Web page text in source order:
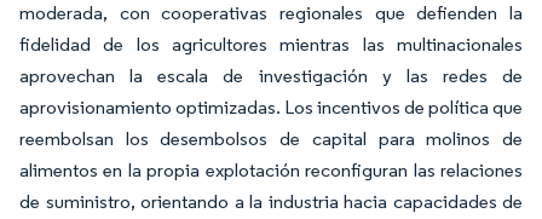
moderada, con cooperativas regionales que defienden la
fidelidad de los agricultores mientras las multinacionales
aprovechan la escala de investigación y las redes de
aprovisionamiento optimizadas. Los incentivos de política que
reembolsan los desembolsos de capital para molinos de
alimentos en la propia explotación reconfiguran las relaciones
de suministro, orientando a la industria hacia capacidades de